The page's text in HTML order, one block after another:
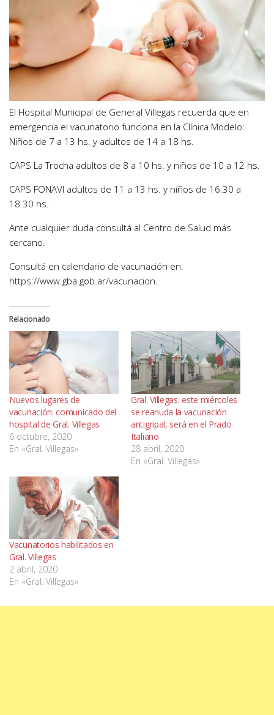
El Hospital Municipal de General Villegas recuerda que en
emergencia el vacunatorio funciona en la Clínica Modelo:
Niños de 7 a 13 hs. y adultos de 14 a 18 hs.
CAPS La Trocha adultos de 8 a 10 hs. y niños de 10 a 12 hs.
CAPS FONAVI adultos de 11 a 13 hs. y niños de 16.30 a
18.30 hs.
Ante cualquier duda consultá al Centro de Salud más
cercano.
Consultá en calendario de vacunación en:
https://www.gba.gob.ar/vacunacion.
Relacionado
Nuevos lugares de
vacunación: comunicado del
hospital de Gral. Villegas
6 octubre, 2020
En «Gral. Villegas»
Gral. Villegas: este miércoles
se reanuda la vacunación
antigripal, será en el Prado
Italiano
28 abril, 2020
En «Gral. Villegas»
Vacunatorios habilitados en
Gral. Villegas
2 abril, 2020
En «Gral. Villegas»